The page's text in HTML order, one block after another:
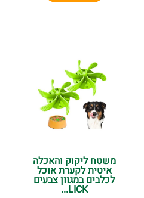
משטח ליקוק והאכלה
איטית לקערת אוכל
לכלבים במגוון צבעים
LICK...